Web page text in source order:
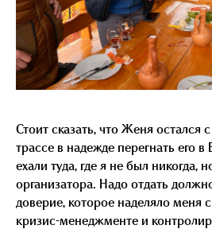
Стоит сказать, что Женя
трассе в надежде перегнать его
ехали туда, где я не был никогда,
организатора. Надо отдать
доверие, которое наделяло меня
кризис-менеджменте и